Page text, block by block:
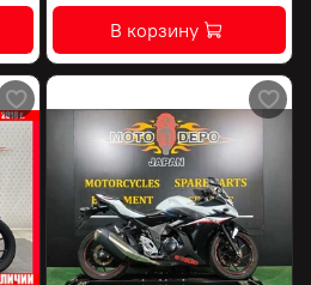
В корзину